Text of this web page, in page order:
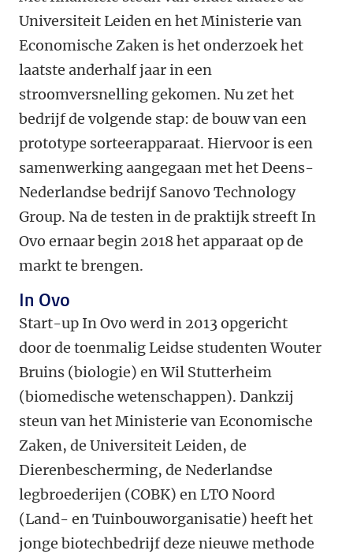
Universiteit Leiden en het Ministerie van
Economische Zaken is het onderzoek het
laatste anderhalf jaar in een
stroomversnelling gekomen. Nu zet het
bedrijf de volgende stap: de bouw van een
prototype sorteerapparaat. Hiervoor is een
samenwerking aangegaan met het Deens-
Nederlandse bedrijf Sanovo Technology
Group. Na de testen in de praktijk streeft In
Ovo ernaar begin 2018 het apparaat op de
markt te brengen.
In Ovo
Start-up In Ovo werd in 2013 opgericht
door de toenmalig Leidse studenten Wouter
Bruins (biologie) en Wil Stutterheim
(biomedische wetenschappen). Dankzij
steun van het Ministerie van Economische
Zaken, de Universiteit Leiden, de
Dierenbescherming, de Nederlandse
legbroederijen (COBK) en LTO Noord
(Land- en Tuinbouworganisatie) heeft het
jonge biotechbedrijf deze nieuwe methode